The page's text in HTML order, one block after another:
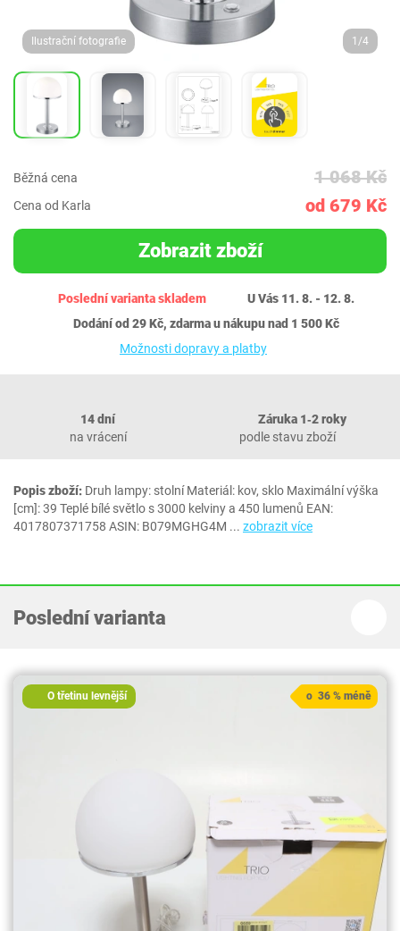
Ilustrační fotografie 1/4
Běžná cena 1 068 Kč
Cena od Karla od 679 Kč
Zobrazit zboží
Poslední varianta skladem
U Vás 11. 8. - 12. 8.
Dodání od 29 Kč, zdarma u nákupu nad 1 500 Kč
Možnosti dopravy a platby
14 dní
na vrácení
Záruka 1‐2 roky
podle stavu zboží
Popis zboží: Druh lampy: stolní Materiál: kov, sklo Maximální výška
[cm]: 39 Teplé bílé světlo s 3000 kelviny a 450 lumenů EAN:
4017807371758 ASIN: B079MGHG4M ... zobrazit více
Poslední varianta
O třetinu levnější o 36 % méně